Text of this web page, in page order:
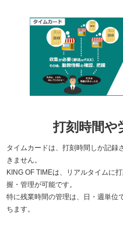
打刻時間や
タイムカードは、打刻時間しか記録
きません。
KING OF TIMEは、リアルタイムに
握・管理が可能です。
特に残業時間の管理は、日・週単位
ちます。